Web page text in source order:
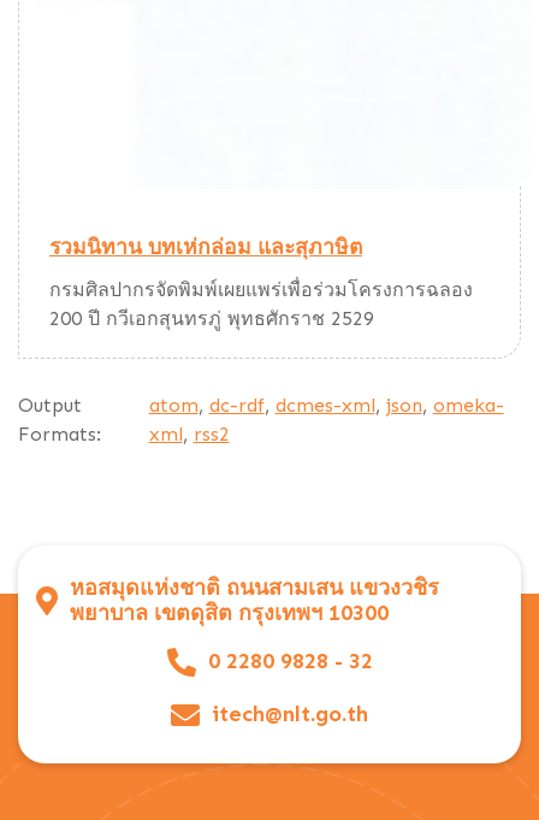
รวมนิทาน บทเห่กล่อม และสุภาษิต
กรมศิลปากรจัดพิมพ์เผยแพร่เพื่อร่วมโครงการฉลอง
200 ปี กวีเอกสุนทรภู่ พุทธศักราช 2529
Output
Formats:
atom, dc-rdf, dcmes-xml, json, omeka-
xml, rss2
หอสมุดแห่งชาติ ถนนสามเสน แขวงวชิร
พยาบาล เขตดุสิต กรุงเทพฯ 10300
0 2280 9828 - 32
itech@nlt.go.th